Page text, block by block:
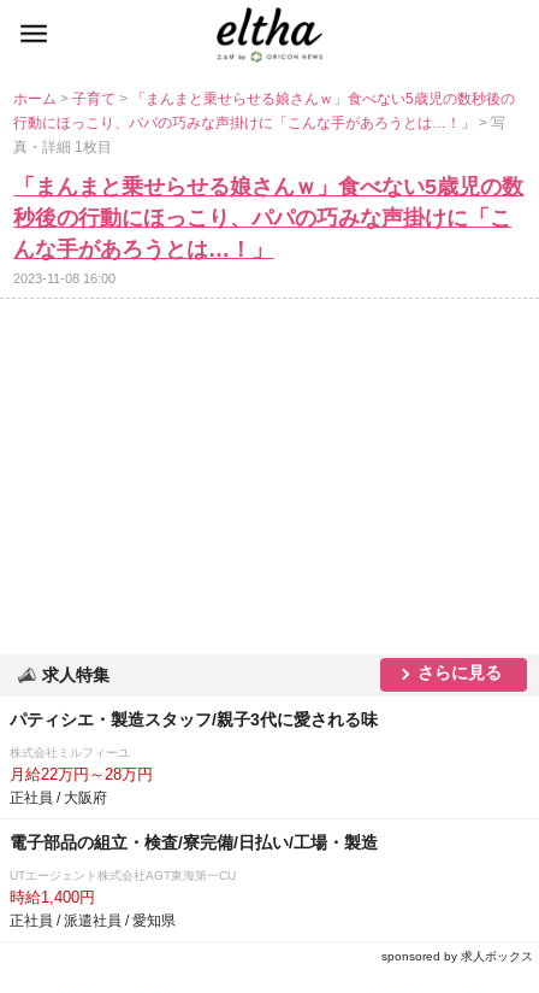
ホーム>子育て>
「まんまと乗せらせる娘さんｗ」食べない5歳児の数秒後の
行動にほっこり、パパの巧みな声掛けに「こんな手があろうとは…！」> 写
真・詳細 1枚目
「まんまと乗せらせる娘さんｗ」食べない5歳児の数
秒後の行動にほっこり、パパの巧みな声掛けに「こ
んな手があろうとは…！」
2023-11-08 16:00
求人特集 さらに見る
パティシエ・製造スタッフ/親子3代に愛される味
株式会社ミルフィーユ
月給22万円～28万円
正社員 / 大阪府
電子部品の組立・検査/寮完備/日払い/工場・製造
UTエージェント株式会社AGT東海第一CU
時給1,400円
正社員 / 派遣社員 / 愛知県
sponsored by 求人ボックス